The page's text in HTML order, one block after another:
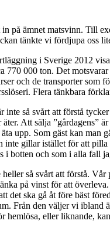
på ämnet matsvinn. Till
tänkte vi fördjupa oss
i Sverige 2012
770 000 ton. Det
och de transporter
Flera tänkbara
så svårt att förstå
Att sälja ”gårdagens”
upp. Som gäst kan
inte gillar istället för att
i botten och som i alla fall
så svårt att förstå.
på vinst för att
det ska gå åt före bäst
Från den väljer vi ibland
eller liknande,